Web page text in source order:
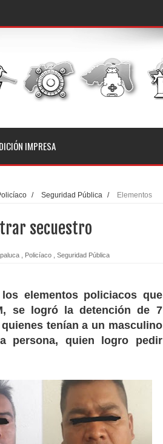
IMPRESA
/ Seguridad Pública /
Elementos
secuestro
Policíaco Seguridad Pública
elementos policiacos que
se logró la detención de 7
tenían a un masculino
persona, quien logro pedir